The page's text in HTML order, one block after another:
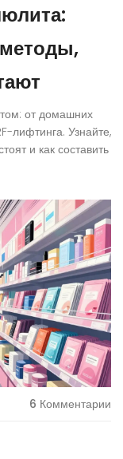
от домашних
лифтинга. Узнайте,
и как составить
6 Комментарии